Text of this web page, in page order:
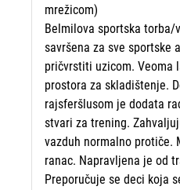
mrežicom)
Belmilova sportska torba/
savršena za sve sportske
pričvrstiti uzicom. Veoma
prostora za skladištenje.
rajsferšlusom je dodata
stvari za trening.
vazduh normalno protiče.
ranac. Napravljena je od
Preporučuje se deci koja